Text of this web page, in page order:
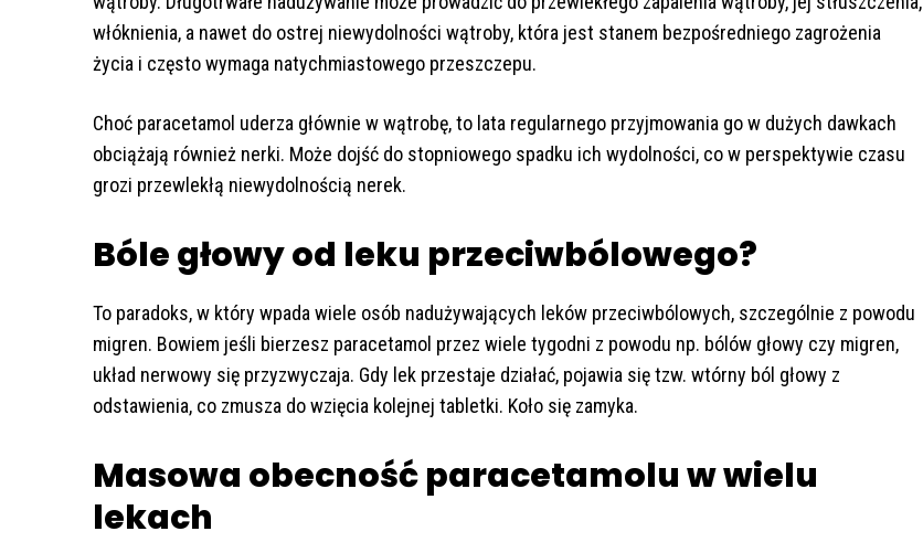
włóknienia, a nawet do ostrej niewydolności wątroby, która jest stanem bezpośredniego zagrożenia
życia i często wymaga natychmiastowego przeszczepu.
Choć paracetamol uderza głównie w wątrobę, to lata regularnego przyjmowania go w dużych dawkach
obciążają również nerki. Może dojść do stopniowego spadku ich wydolności, co w perspektywie czasu
grozi przewlekłą niewydolnością nerek.
Bóle głowy od leku przeciwbólowego?
To paradoks, w który wpada wiele osób nadużywających leków przeciwbólowych, szczególnie z powodu
migren. Bowiem jeśli bierzesz paracetamol przez wiele tygodni z powodu np. bólów głowy czy migren,
układ nerwowy się przyzwyczaja. Gdy lek przestaje działać, pojawia się tzw. wtórny ból głowy z
odstawienia, co zmusza do wzięcia kolejnej tabletki. Koło się zamyka.
Masowa obecność paracetamolu w wielu
lekach